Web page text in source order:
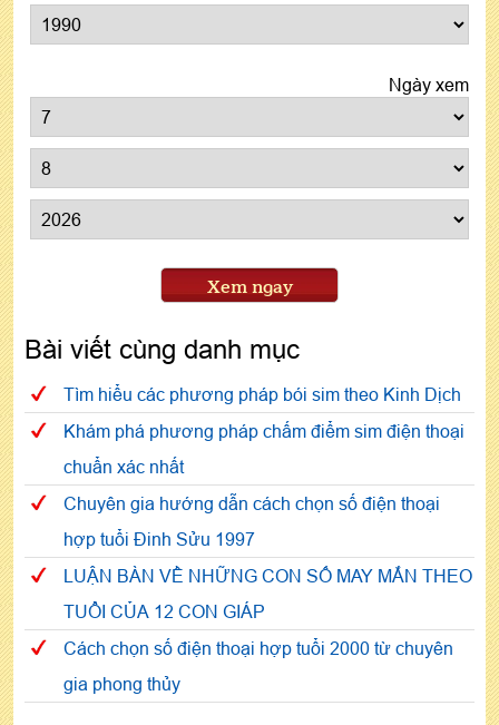
Ngày xem
Xem ngay
Bài viết cùng danh mục
Tìm hiểu các phương pháp bói sim theo Kinh Dịch
Khám phá phương pháp chấm điểm sim điện thoại
chuẩn xác nhất
Chuyên gia hướng dẫn cách chọn số điện thoại
hợp tuổi Đinh Sửu 1997
LUẬN BÀN VỀ NHỮNG CON SỐ MAY MẮN THEO
TUỔI CỦA 12 CON GIÁP
Cách chọn số điện thoại hợp tuổi 2000 từ chuyên
gia phong thủy